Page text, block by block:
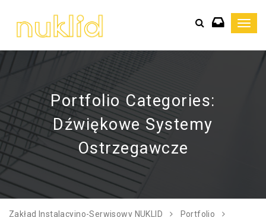
Portfolio Categories:
Dźwiękowe Systemy
Ostrzegawcze
Zakład Instalacyjno-Serwisowy NUKLID
Portfolio